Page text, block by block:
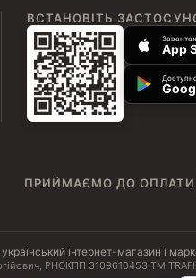
ВСТАНОВІТЬ
App
ПРИЙМАЄМО ДО ОПЛАТИ
інтернет-магазин і
РНОКПП 3109610453.ТМ